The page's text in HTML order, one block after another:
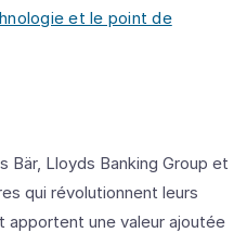
et le point de
Bär, Lloyds Banking Group et
qui révolutionnent leurs
une valeur ajoutée